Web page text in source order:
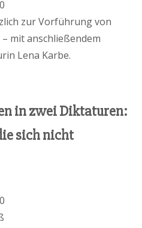
zur Vorführung von
– mit anschließendem
Lena Karbe.
in zwei Diktaturen:
sich nicht